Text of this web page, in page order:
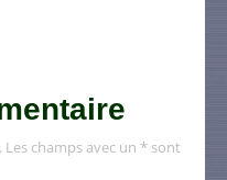
champs avec un * sont